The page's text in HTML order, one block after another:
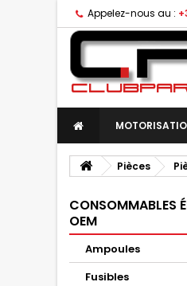
Appelez-nous au :
Pièces
CONSOMMABLES
OEM
Ampoules
Fusibles